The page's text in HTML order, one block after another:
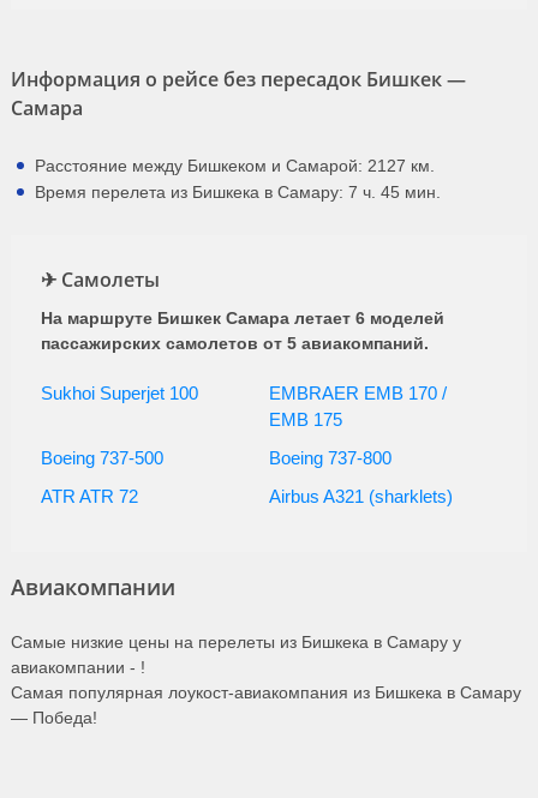
Информация о рейсе без пересадок Бишкек —
Самара
Расстояние между Бишкеком и Самарой: 2127 км.
Время перелета из Бишкека в Самару: 7 ч. 45 мин.
✈ Самолеты
На маршруте Бишкек Самара летает 6 моделей
пассажирских самолетов от 5 авиакомпаний.
Sukhoi Superjet 100
EMBRAER EMB 170 /
EMB 175
Boeing 737-500
Boeing 737-800
ATR ATR 72
Airbus A321 (sharklets)
Авиакомпании
Самые низкие цены на перелеты из Бишкека в Самару у
авиакомпании - !
Самая популярная лоукост-авиакомпания из Бишкека в Самару
— Победа!